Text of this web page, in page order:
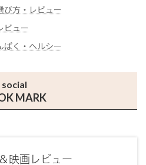
び方・レビュー
ビュー
ぱく・ヘルシー
social
MARK
映画レビュー